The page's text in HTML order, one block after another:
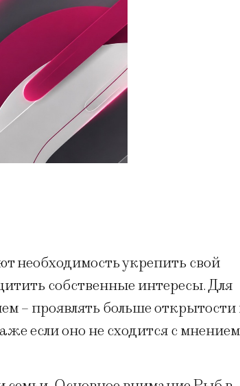
необходимость укрепить свой
собственные интересы. Для
– проявлять больше открытости
если оно не сходится с мнением